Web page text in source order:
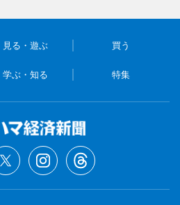
見る・遊ぶ 買う
学ぶ・知る 特集